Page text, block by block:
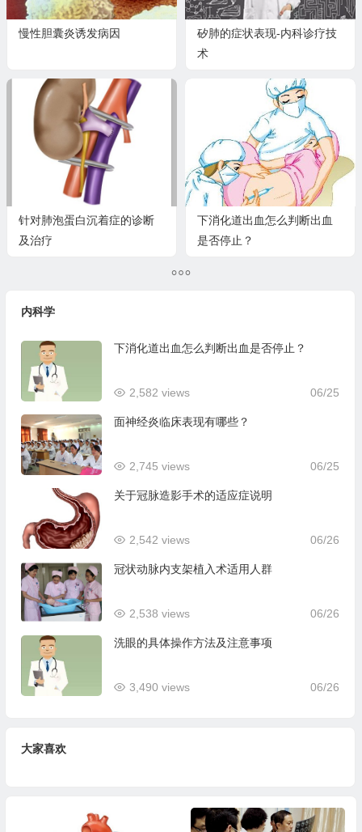
慢性胆囊炎诱发病因
矽肺的症状表现-内科诊疗技
术
针对肺泡蛋白沉着症的诊断
及治疗
下消化道出血怎么判断出血
是否停止？
内科学
下消化道出血怎么判断出血是否停止？
06/25
2,582 views
面神经炎临床表现有哪些？
06/25
2,745 views
关于冠脉造影手术的适应症说明
06/26
2,542 views
冠状动脉内支架植入术适用人群
06/26
2,538 views
洗眼的具体操作方法及注意事项
06/26
3,490 views
大家喜欢